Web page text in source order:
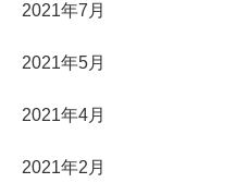
2021年7月
2021年5月
2021年4月
2021年2月